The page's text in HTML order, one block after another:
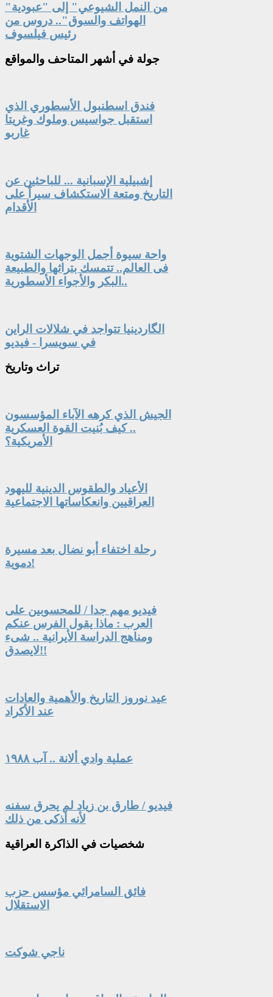
"من النمل الشيوعي" إلى "عبودية
الهواتف والسوق".. دروس من
رئيس فيلسوف
جولة في أشهر المتاحف والمواقع
فندق اسطنبول الأسطوري الذي
استقبل جواسيس وملوك وغريتا
غاربو
إشبيلية الإسبانية ... للباحثين عن
التاريخ ومتعة الاستكشاف سيراً على
الأقدام
واحة سيوة أجمل الوجهات الشتوية
فى العالم.. تتمسك بتراثها والطبيعة
البكر والأجواء الأسطورية..
الگاردينيا تتواجد في شلالات الراين
في سويسرا - فيديو
تراث وتاريخ
الجيش الذي كرهه الآباء المؤسسون
.. كيف بُنيت القوة العسكرية
الأمريكية؟
الأعياد والطقوس الدينية لليهود
العراقيين وانعكاساتها الاجتماعية
رحلة اختفاء أبو نضال بعد مسيرة
دموية!
فيديو مهم جدا / للمحسوبين على
العرب : ماذا يقول الفرس عنكم
ومناهج الدراسة الأيرانية .. شىء
لايصدق!!
عيد نوروز التاريخ والأهمية والعادات
عند الأكراد
عملية وادي ألانة .. آب ١٩٨٨
فيديو / طارق بن زياد لم يحرق سفنه
لأنه أذكى من ذلك
شخصيات في الذاكرة العراقية
فائق السامرائي مؤسس حزب
الاستقلال
ناجي شوكت